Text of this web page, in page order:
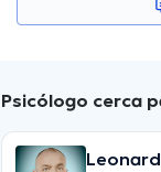
Psicólogo cerca